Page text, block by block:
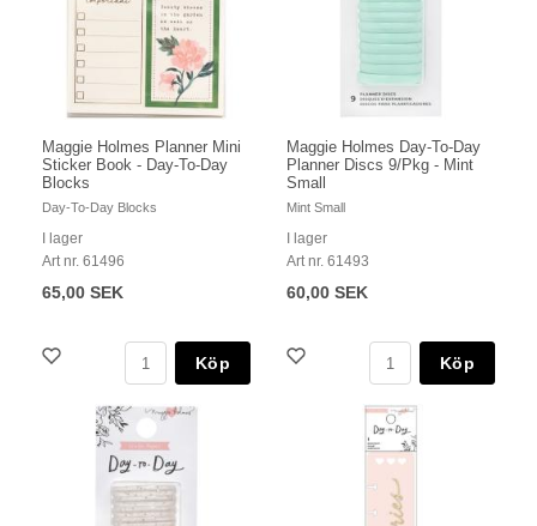
Maggie Holmes Planner Mini
Sticker Book - Day-To-Day
Blocks
Day-To-Day Blocks
I lager
Art nr. 61496
65,00 SEK
Köp
Maggie Holmes Day-To-Day
Planner Discs 9/Pkg - Mint
Small
Mint Small
I lager
Art nr. 61493
60,00 SEK
Köp